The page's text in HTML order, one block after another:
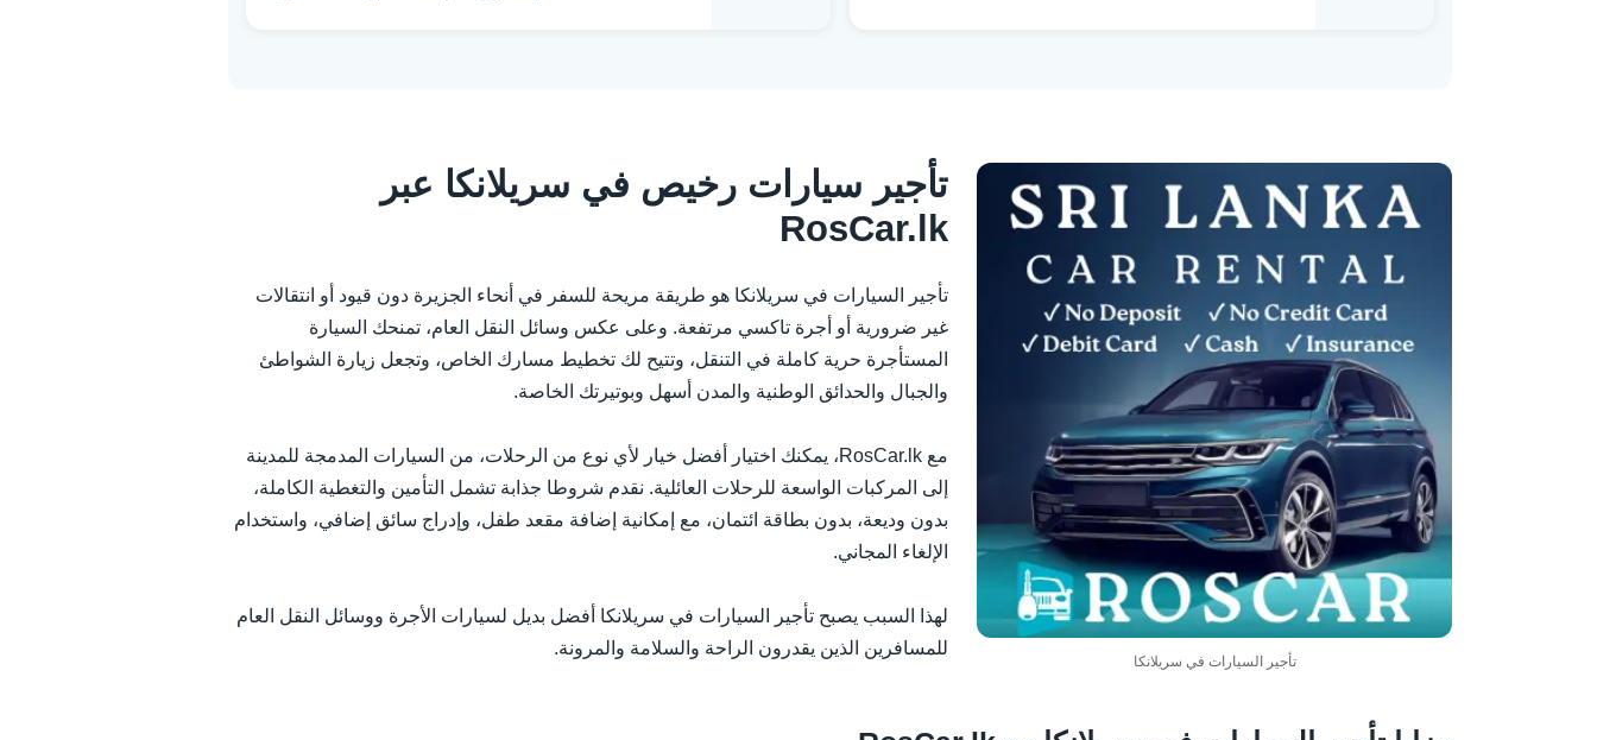
تأجير السيارات في سريلانكا
تأجير سيارات رخيص في سريلانكا عبر
RosCar.lk
تأجير السيارات في سريلانكا هو طريقة مريحة للسفر في أنحاء الجزيرة دون قيود أو انتقالات
غير ضرورية أو أجرة تاكسي مرتفعة. وعلى عكس وسائل النقل العام، تمنحك السيارة
المستأجرة حرية كاملة في التنقل، وتتيح لك تخطيط مسارك الخاص، وتجعل زيارة الشواطئ
والجبال والحدائق الوطنية والمدن أسهل وبوتيرتك الخاصة.
مع RosCar.lk، يمكنك اختيار أفضل خيار لأي نوع من الرحلات، من السيارات المدمجة للمدينة
إلى المركبات الواسعة للرحلات العائلية. نقدم شروطا جذابة تشمل التأمين والتغطية الكاملة،
بدون وديعة، بدون بطاقة ائتمان، مع إمكانية إضافة مقعد طفل، وإدراج سائق إضافي، واستخدام
الإلغاء المجاني.
لهذا السبب يصبح تأجير السيارات في سريلانكا أفضل بديل لسيارات الأجرة ووسائل النقل العام
للمسافرين الذين يقدرون الراحة والسلامة والمرونة.